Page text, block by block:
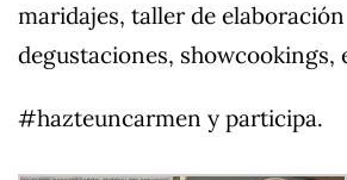
maridajes, taller de
degustaciones, showcookings,
#hazteuncarmen y participa.